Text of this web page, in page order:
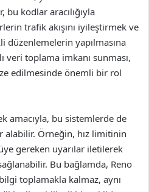
kodlar aracılığıyla
trafik akışını iyileştirmek ve
düzenlemelerin yapılmasına
veri toplama imkanı sunması,
edilmesinde önemli bir rol
amacıyla, bu sistemlerde de
alabilir. Örneğin, hız limitinin
gereken uyarılar iletilerek
Bu bağlamda, Reno
toplamakla kalmaz, aynı